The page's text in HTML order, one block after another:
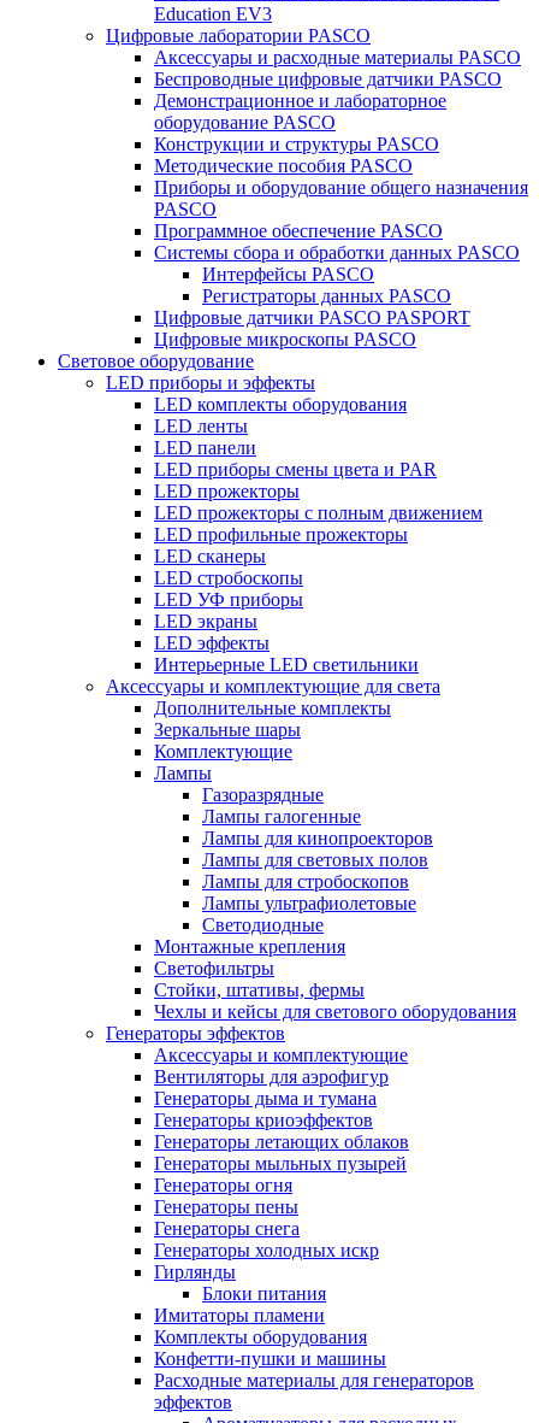
Education EV3
Цифровые лаборатории PASCO
Аксессуары и расходные материалы PASCO
Беспроводные цифровые датчики PASCO
Демонстрационное и лабораторное
оборудование PASCO
Конструкции и структуры PASCO
Методические пособия PASCO
Приборы и оборудование общего назначения
PASCO
Программное обеспечение PASCO
Системы сбора и обработки данных PASCO
Интерфейсы PASCO
Регистраторы данных PASCO
Цифровые датчики PASCO PASPORT
Цифровые микроскопы PASCO
Световое оборудование
LED приборы и эффекты
LED комплекты оборудования
LED ленты
LED панели
LED приборы смены цвета и PAR
LED прожекторы
LED прожекторы с полным движением
LED профильные прожекторы
LED сканеры
LED стробоскопы
LED УФ приборы
LED экраны
LED эффекты
Интерьерные LED светильники
Аксессуары и комплектующие для света
Дополнительные комплекты
Зеркальные шары
Комплектующие
Лампы
Газоразрядные
Лампы галогенные
Лампы для кинопроекторов
Лампы для световых полов
Лампы для стробоскопов
Лампы ультрафиолетовые
Светодиодные
Монтажные крепления
Светофильтры
Стойки, штативы, фермы
Чехлы и кейсы для светового оборудования
Генераторы эффектов
Аксессуары и комплектующие
Вентиляторы для аэрофигур
Генераторы дыма и тумана
Генераторы криоэффектов
Генераторы летающих облаков
Генераторы мыльных пузырей
Генераторы огня
Генераторы пены
Генераторы снега
Генераторы холодных искр
Гирлянды
Блоки питания
Имитаторы пламени
Комплекты оборудования
Конфетти-пушки и машины
Расходные материалы для генераторов
эффектов